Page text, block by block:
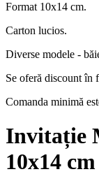
Format 10x14 cm.
Carton lucios.
Diverse modele -
Se oferă discount în
Comanda minimă
Invitație
10x14 cm